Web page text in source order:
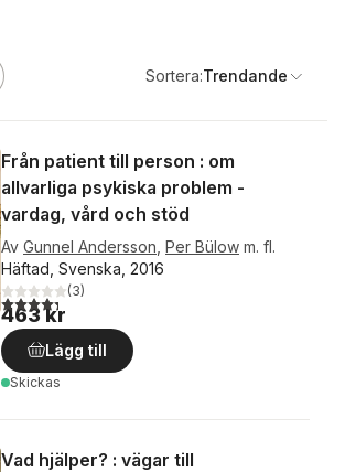
Sortera:Trendande
Från patient till person : om
allvarliga psykiska problem -
vardag, vård och stöd
Av Gunnel Andersson Per Bülow m. fl.
Häftad, Svenska, 2016
4,3utav 5 stjärnor. Totalt antal röster:
(3)
463 kr
Lägg till
Skickas
Vad hjälper? : vägar till